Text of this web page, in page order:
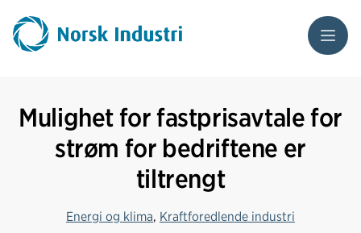
Meny
Mulighet for fastprisavtale for
strøm for bedriftene er
tiltrengt
Energi og klima, Kraftforedlende industri